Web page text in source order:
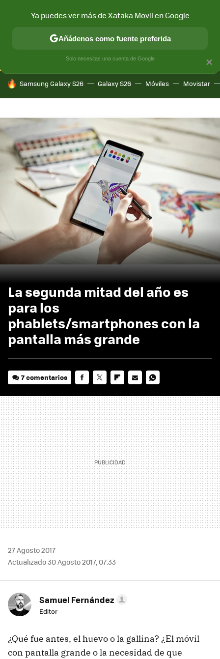
CONECTIVIDAD MÓVIL Y SOCIEDAD APLICACIONES
HOY SE HABLA DE
Samsung Galaxy S26 Galaxy S26 Móviles Movistar
La segunda mitad del año es
para los
phablets/smartphones con la
pantalla más grande
7 comentarios
MAIL
27 Agosto 2017
Actualizado 30 Agosto 2017, 07:33
Samuel Fernández
Editor
¿Qué fue antes, el huevo o la gallina? ¿El móvil
con pantalla grande o la necesidad de que
×
Ya puedes ver más de Xataka Movil en Google
Añádenos como fuente preferida
Solo necesitas una cuenta de Google